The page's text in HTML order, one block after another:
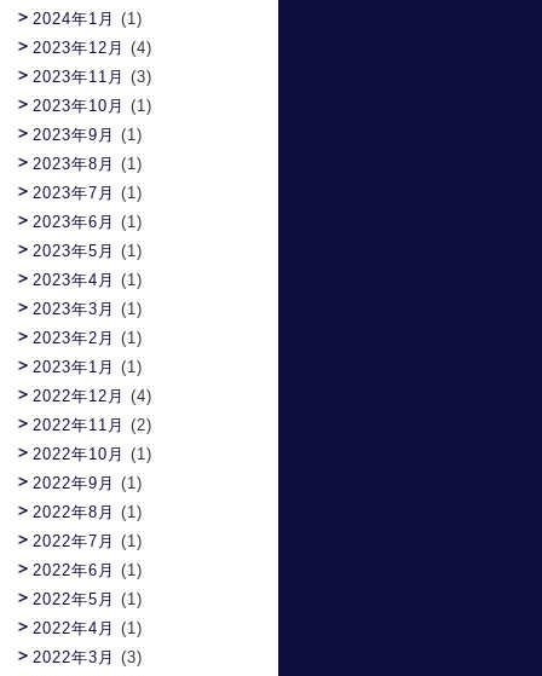
2024年1月 (1)
2023年12月 (4)
2023年11月 (3)
2023年10月 (1)
2023年9月 (1)
2023年8月 (1)
2023年7月 (1)
2023年6月 (1)
2023年5月 (1)
2023年4月 (1)
2023年3月 (1)
2023年2月 (1)
2023年1月 (1)
2022年12月 (4)
2022年11月 (2)
2022年10月 (1)
2022年9月 (1)
2022年8月 (1)
2022年7月 (1)
2022年6月 (1)
2022年5月 (1)
2022年4月 (1)
2022年3月 (3)